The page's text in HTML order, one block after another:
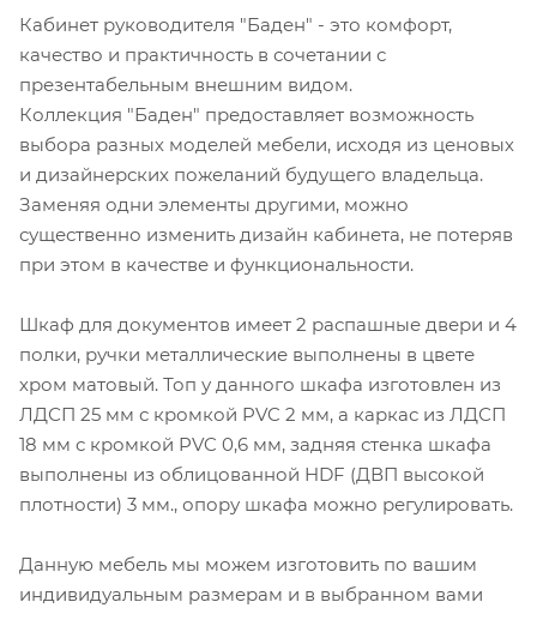
Кабинет руководителя "Баден" - это комфорт,
качество и практичность в сочетании с
презентабельным внешним видом.
Коллекция "Баден" предоставляет возможность
выбора разных моделей мебели, исходя из ценовых
и дизайнерских пожеланий будущего владельца.
Заменяя одни элементы другими, можно
существенно изменить дизайн кабинета, не потеряв
при этом в качестве и функциональности.
Шкаф для документов имеет 2 распашные двери и 4
полки, ручки металлические выполнены в цвете
хром матовый. Топ у данного шкафа изготовлен из
ЛДСП 25 мм с кромкой PVC 2 мм, а каркас из ЛДСП
18 мм с кромкой PVC 0,6 мм, задняя стенка шкафа
выполнены из облицованной HDF (ДВП высокой
плотности) 3 мм., опору шкафа можно регулировать.
Данную мебель мы можем изготовить по вашим
индивидуальным размерам и в выбранном вами